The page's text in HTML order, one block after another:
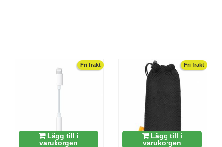
Fri frakt
Lägg till i
varukorgen
Fri frakt
Lägg till i
varukorgen